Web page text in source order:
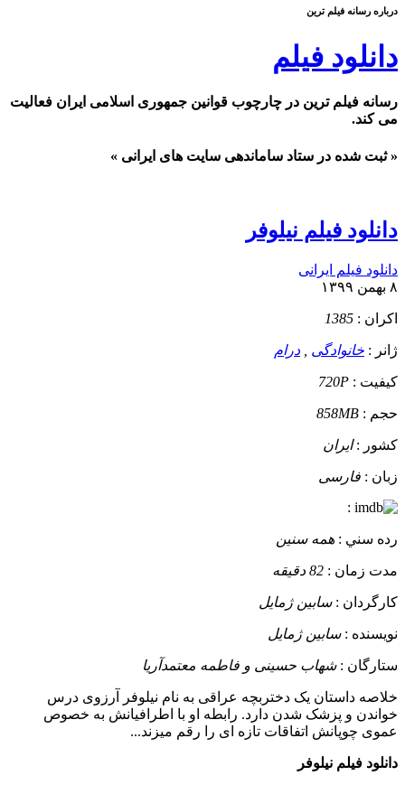
درباره رسانه فيلم ترين
دانلود فیلم
رسانه فیلم ترین در چارچوب قوانین جمهوری اسلامی ایران فعالیت
می کند.
« ثبت شده در ستاد ساماندهی سایت های ایرانی »
دانلود فیلم نیلوفر
دانلود فیلم ایرانی
۸ بهمن ۱۳۹۹
اکران : 1385
ژانر : خانوادگی درام
کيفيت : 720P
حجم : 858MB
کشور :ایران
زبان : فارسی
:
رده سني : همه سنین
مدت زمان : 82 دقیقه
کارگردان :سابین ژمایل
نويسنده :سابین ژمایل
ستارگان :شهاب حسینی و فاطمه معتمدآریا
خلاصه داستان یک دختربچه عراقی به نام نیلوفر آرزوی درس
خواندن و پزشک شدن دارد. رابطه او با اطرافیانش به خصوص
عموی چوپانش اتفاقات تازه ای را رقم میزند...
دانلود فیلم نیلوفر